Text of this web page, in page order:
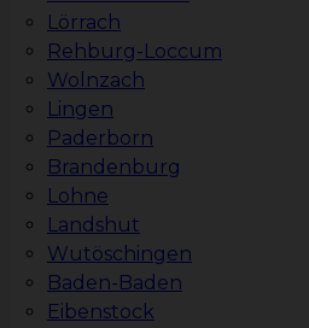
Lörrach
Rehburg-Loccum
Wolnzach
Lingen
Paderborn
Brandenburg
Lohne
Landshut
Wutöschingen
Baden-Baden
Eibenstock